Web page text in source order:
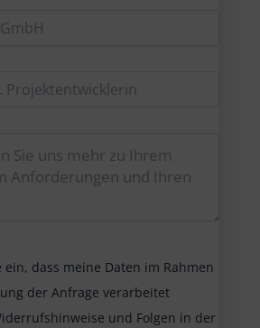
ein, dass meine Daten im Rahmen
der Anfrage verarbeitet
und Folgen in der